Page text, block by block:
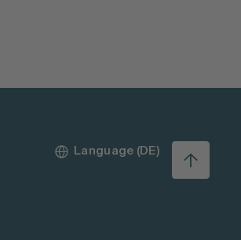
Language (DE)